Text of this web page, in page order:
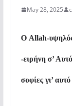
May 28, 2025
Ο Allah-
-ειρήνη σ’
σοφίες γι’